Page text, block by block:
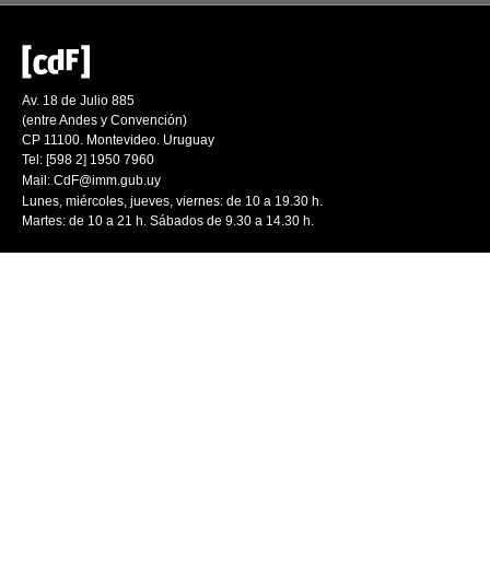
Av. 18 de Julio 885
(entre Andes y Convención)
CP 11100. Montevideo. Uruguay
Tel: [598 2] 1950 7960
Mail: CdF@imm.gub.uy
Lunes, miércoles, jueves, viernes: de 10 a 19.30 h.
Martes: de 10 a 21 h. Sábados de 9.30 a 14.30 h.